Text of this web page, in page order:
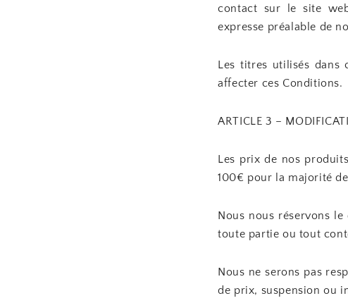
contact sur le site
expresse préalable de
Les titres utilisés
affecter ces Conditions.
ARTICLE 3 –
Les prix de nos
100€ pour la majorité
Nous nous réservons
toute partie ou tout
Nous ne serons pas
de prix, suspension ou